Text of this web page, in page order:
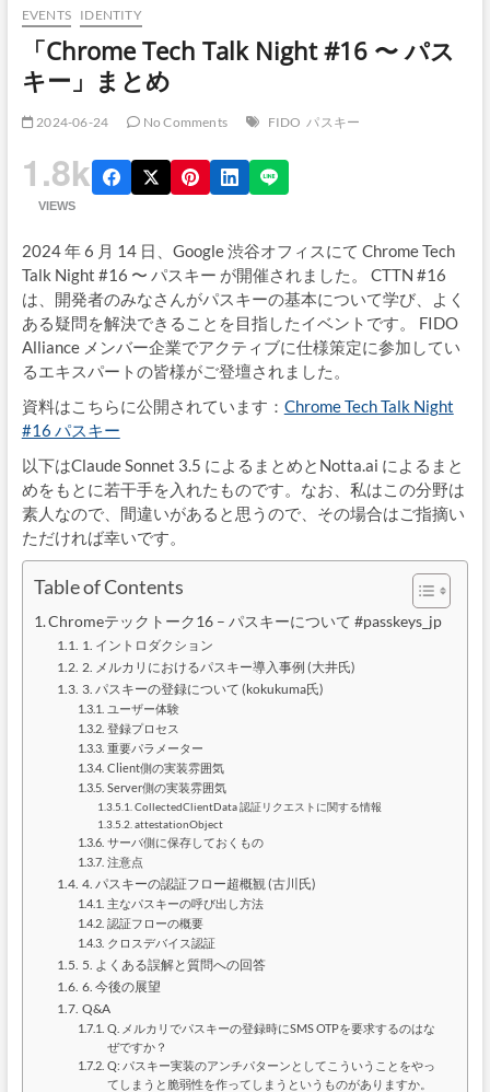
EVENTS IDENTITY
「Chrome Tech Talk Night #16 〜 パス
キー」まとめ
2024-06-24 No Comments FIDO パスキー
1.8k
VIEWS
2024 年 6 月 14 日、Google 渋谷オフィスにて Chrome Tech
Talk Night #16 〜 パスキー が開催されました。 CTTN #16
は、開発者のみなさんがパスキーの基本について学び、よく
ある疑問を解決できることを目指したイベントです。 FIDO
Alliance メンバー企業でアクティブに仕様策定に参加してい
るエキスパートの皆様がご登壇されました。
資料はこちらに公開されています： Chrome Tech Talk Night
#16 パスキー
以下はClaude Sonnet 3.5 によるまとめとNotta.ai によるまと
めをもとに若干手を入れたものです。なお、私はこの分野は
素人なので、間違いがあると思うので、その場合はご指摘い
ただければ幸いです。
Table of Contents
Chromeテックトーク16 – パスキーについて #passkeys_jp
1. イントロダクション
2. メルカリにおけるパスキー導入事例 (大井氏)
3. パスキーの登録について (kokukuma氏)
ユーザー体験
登録プロセス
重要パラメーター
Client側の実装雰囲気
Server側の実装雰囲気
CollectedClientData 認証リクエストに関する情報
attestationObject
サーバ側に保存しておくもの
注意点
4. パスキーの認証フロー超概観 (古川氏)
主なパスキーの呼び出し方法
認証フローの概要
クロスデバイス認証
5. よくある誤解と質問への回答
6. 今後の展望
Q&A
Q. メルカリでパスキーの登録時にSMS OTPを要求するのはな
ぜですか？
Q: パスキー実装のアンチパターンとしてこういうことをやっ
てしまうと脆弱性を作ってしまうというものがありますか。